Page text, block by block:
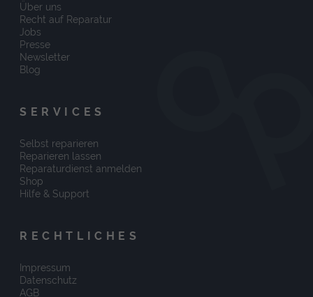
Über uns
Recht auf Reparatur
Jobs
Presse
Newsletter
Blog
SERVICES
Selbst reparieren
Reparieren lassen
Reparaturdienst anmelden
Shop
Hilfe & Support
RECHTLICHES
Impressum
Datenschutz
AGB